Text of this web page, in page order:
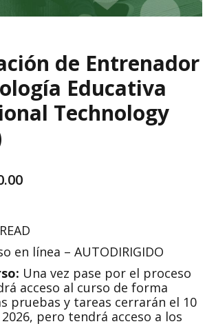
de Entrenador
Educativa
Technology
Current
$280.00.
en línea – AUTODIRIGIDO
Una vez pase por el proceso
acceso al curso de forma
pruebas y tareas cerrarán el 10
pero tendrá acceso a los